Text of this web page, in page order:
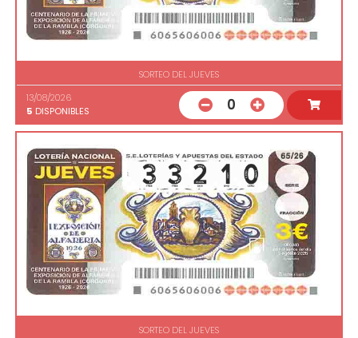
SORTEO DEL JUEVES
13/08/2026
5 DISPONIBLES 0
SORTEO DEL JUEVES